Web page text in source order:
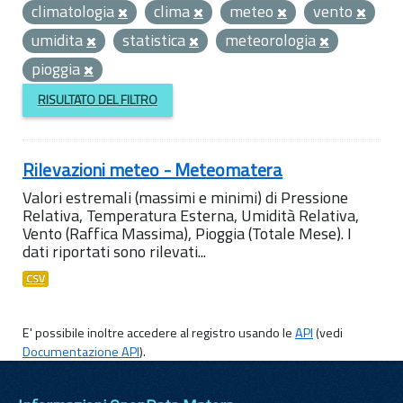
climatologia
clima meteo
vento
umidita
statistica
meteorologia
pioggia
RISULTATO DEL FILTRO
Rilevazioni meteo - Meteomatera
Valori estremali (massimi e minimi) di Pressione
Relativa, Temperatura Esterna, Umidità Relativa,
Vento (Raffica Massima), Pioggia (Totale Mese). I
dati riportati sono rilevati...
CSV
E' possibile inoltre accedere al registro usando leAPI(vedi
Documentazione API).